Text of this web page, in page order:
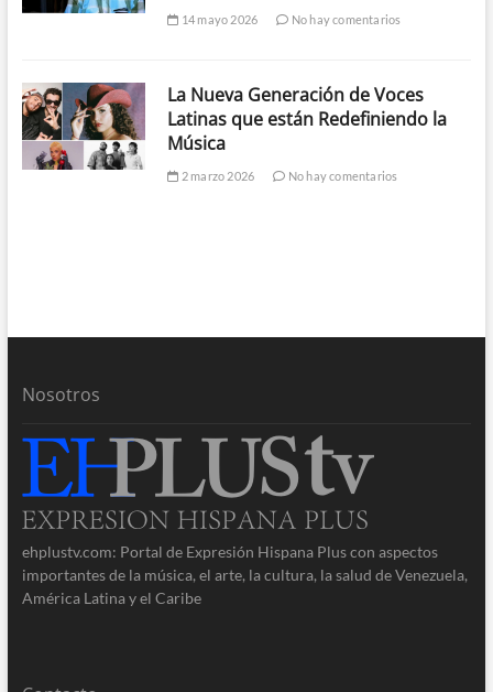
14 mayo 2026 No hay comentarios
La Nueva Generación de Voces
Latinas que están Redefiniendo la
Música
2 marzo 2026 No hay comentarios
Nosotros
ehplustv.com: Portal de Expresión Hispana Plus con aspectos
importantes de la música, el arte, la cultura, la salud de Venezuela,
América Latina y el Caribe